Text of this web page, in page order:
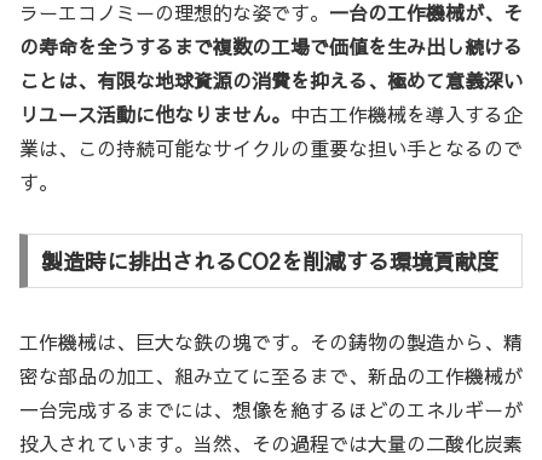
ラーエコノミーの理想的な姿です。 一台の工作機械が、そ
の寿命を全うするまで複数の工場で価値を生み出し続ける
ことは、有限な地球資源の消費を抑える、極めて意義深い
リユース活動に他なりません。 中古工作機械を導入する企
業は、この持続可能なサイクルの重要な担い手となるので
す。
製造時に排出されるCO2を削減する環境貢献度
工作機械は、巨大な鉄の塊です。その鋳物の製造から、精
密な部品の加工、組み立てに至るまで、新品の工作機械が
一台完成するまでには、想像を絶するほどのエネルギーが
投入されています。当然、その過程では大量の二酸化炭素